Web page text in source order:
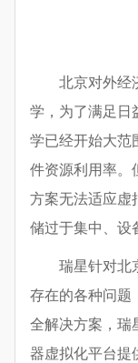
北京对外经
学，为了满足日
学已经开始大范
件资源利用率。
方案无法适应虚
储过于集中、设
瑞星针对北
存在的各种问题
全解决方案，瑞
器虚拟化平台提